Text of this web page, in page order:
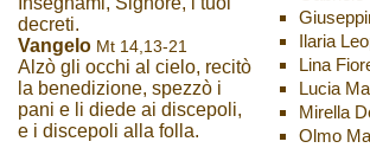
decreti.
Vangelo Mt 14,13-21
Alzò gli occhi al cielo, recitò
la benedizione, spezzò i
pani e li diede ai discepoli,
e i discepoli alla folla.
Ilaria
Lina
Lucia
Mirella
Olmo